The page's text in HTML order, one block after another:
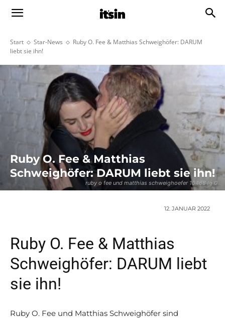
Start Star-News
Ruby O. Fee & Matthias Schweighöfer: DARUM
liebt sie ihn!
ruby o fee und matthias schweighoefer 10468 lg 0
Ruby O. Fee & Matthias
Schweighöfer: DARUM liebt sie ihn!
12. JANUAR 2022
Ruby O. Fee & Matthias
Schweighöfer: DARUM liebt
sie ihn!
Ruby O. Fee und Matthias Schweighöfer sind